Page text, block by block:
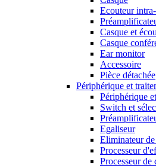
Ecouteur
Casque et
Casque
Ear monitor
Accessoire
Pièce détachée
Périphérique et
Périphérique
Switch et
Egaliseur
Eliminateur de
Processeur
Processeur de